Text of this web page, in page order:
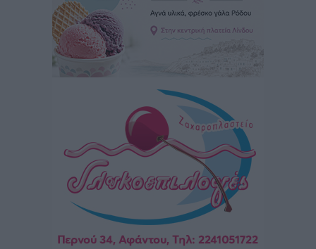
Ειδήσεις• πριν 1 ώρα
Η Τουρκία σε νέο «κρεσέντο» προκλήσεων στο Αιγαίο
με 18 παραβάσεις και παραβιάσεις
πριν 1 ώρα
Θερινές εκπτώσεις 2026 έως τις 31 Αυγούστου – Τι
πρέπει να προσέξουν οι καταναλωτές
πριν 1 ώρα
ΑΔΜΗΕ: Ολοκληρώνεται η ηλεκτρική διασύνδεση των
Κυκλάδων, τα οφέλη